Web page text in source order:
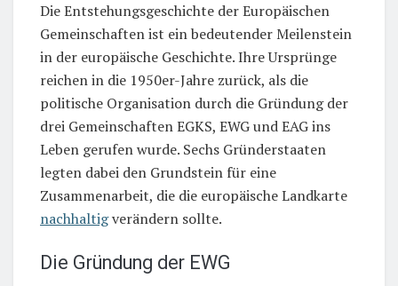
Die Entstehungsgeschichte der Europäischen
Gemeinschaften ist ein bedeutender Meilenstein
in der europäische Geschichte. Ihre Ursprünge
reichen in die 1950er-Jahre zurück, als die
politische Organisation durch die Gründung der
drei Gemeinschaften EGKS, EWG und EAG ins
Leben gerufen wurde. Sechs Gründerstaaten
legten dabei den Grundstein für eine
Zusammenarbeit, die die europäische Landkarte
nachhaltigverändern sollte.
Die Gründung der EWG